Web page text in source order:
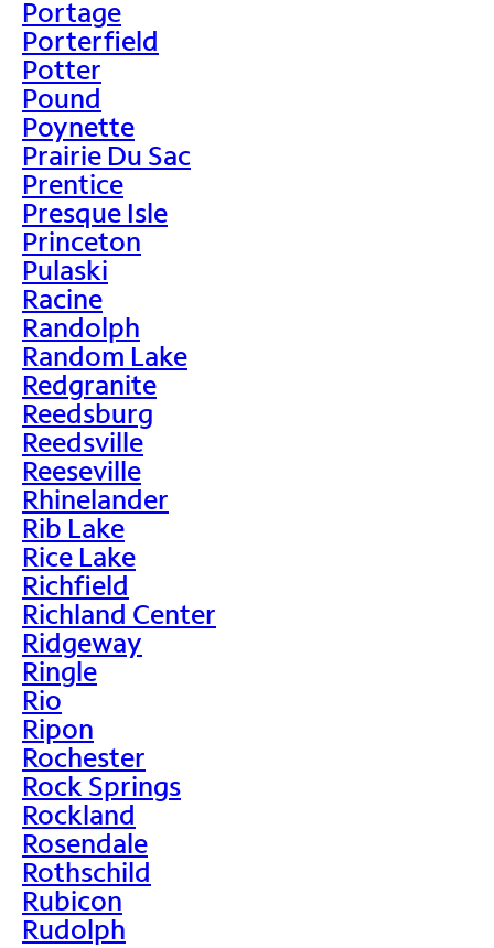
Portage
Porterfield
Potter
Pound
Poynette
Prairie Du Sac
Prentice
Presque Isle
Princeton
Pulaski
Racine
Randolph
Random Lake
Redgranite
Reedsburg
Reedsville
Reeseville
Rhinelander
Rib Lake
Rice Lake
Richfield
Richland Center
Ridgeway
Ringle
Rio
Ripon
Rochester
Rock Springs
Rockland
Rosendale
Rothschild
Rubicon
Rudolph